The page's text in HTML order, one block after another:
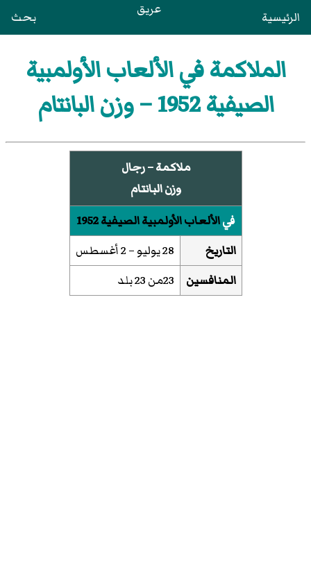
الرئيسية عريق بحث
الملاكمة في الألعاب الأولمبية
الصيفية 1952 – وزن البانتام
ملاكمة – رجال
وزن البانتام
فيالألعاب الأولمبية الصيفية 1952
التاريخ
28 يوليو – 2 أغسطس
المنافسين
23من 23 بلد